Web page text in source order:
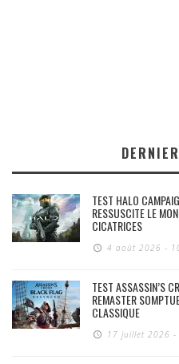
TEST HALO
RESSUSCITE LE
CICATRICES
4 août 2026 -
TEST ASSASSIN’S
REMASTER
CLASSIQUE
17 juillet 2026